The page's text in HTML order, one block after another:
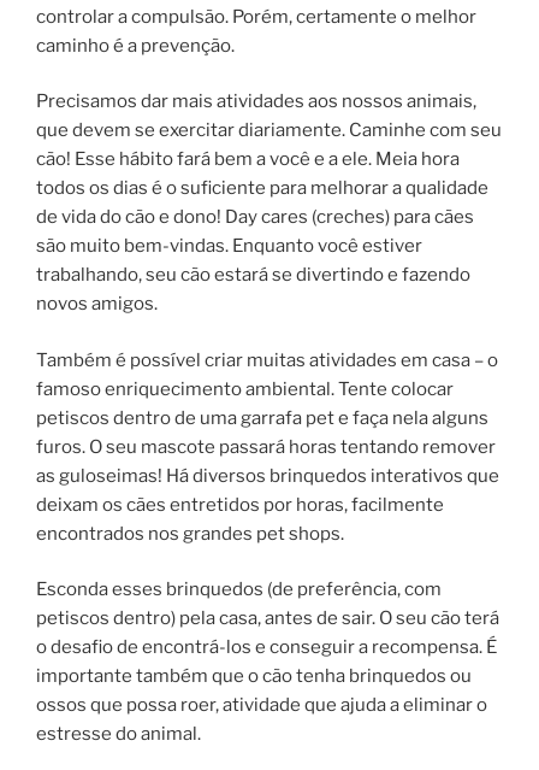
controlar a compulsão. Porém, certamente o melhor
caminho é a prevenção.
Precisamos dar mais atividades aos nossos animais,
que devem se exercitar diariamente. Caminhe com seu
cão! Esse hábito fará bem a você e a ele. Meia hora
todos os dias é o suficiente para melhorar a qualidade
de vida do cão e dono! Day cares (creches) para cães
são muito bem-vindas. Enquanto você estiver
trabalhando, seu cão estará se divertindo e fazendo
novos amigos.
Também é possível criar muitas atividades em casa – o
famoso enriquecimento ambiental. Tente colocar
petiscos dentro de uma garrafa pet e faça nela alguns
furos. O seu mascote passará horas tentando remover
as guloseimas! Há diversos brinquedos interativos que
deixam os cães entretidos por horas, facilmente
encontrados nos grandes pet shops.
Esconda esses brinquedos (de preferência, com
petiscos dentro) pela casa, antes de sair. O seu cão terá
o desafio de encontrá-los e conseguir a recompensa. É
importante também que o cão tenha brinquedos ou
ossos que possa roer, atividade que ajuda a eliminar o
estresse do animal.